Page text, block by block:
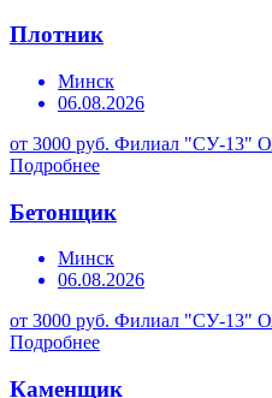
Плотник
Минск
06.08.2026
от 3000 руб. Филиал "СУ-13"
Подробнее
Бетонщик
Минск
06.08.2026
от 3000 руб. Филиал "СУ-13"
Подробнее
Каменщик